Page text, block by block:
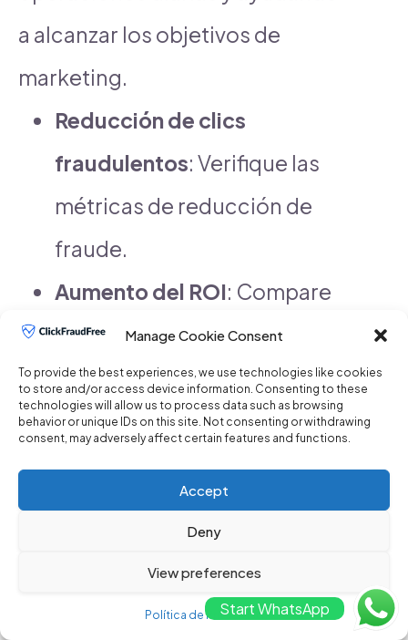
Manage Cookie Consent
To provide the best experiences, we use technologies like cookies
to store and/or access device information. Consenting to these
technologies will allow us to process data such as browsing
behavior or unique IDs on this site. Not consenting or withdrawing
consent, may adversely affect certain features and functions.
Accept
Deny
View preferences
Política de Privacidad
a alcanzar los objetivos de
marketing.
Reducción de clics
fraudulentos: Verifique las
métricas de reducción de
fraude.
Aumento del ROI: Compare
el ROI antes y después de la
implementación.
Comentarios internos:
Recopile opiniones del
equipo para mejorar
continuamente el uso del
Start WhatsApp